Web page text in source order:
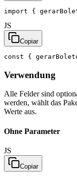
import {
JS
Copiar
const {
Verwendung
Alle Felder sind
werden, wählt das
Werte aus.
Ohne Parameter
JS
Copiar